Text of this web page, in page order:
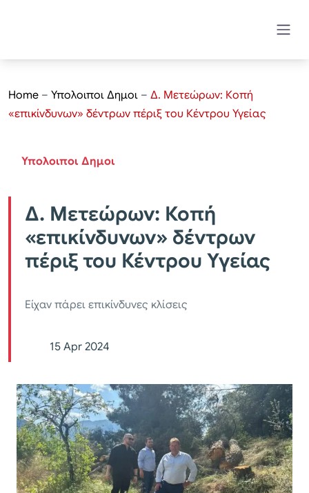
Home – Υπολοιποι Δημοι – Δ. Μετεώρων: Κοπή
«επικίνδυνων» δέντρων πέριξ του Κέντρου Υγείας
Υπολοιποι Δημοι
Δ. Μετεώρων: Κοπή
«επικίνδυνων» δέντρων
πέριξ του Κέντρου Υγείας
Είχαν πάρει επικίνδυνες κλίσεις
15 Apr 2024